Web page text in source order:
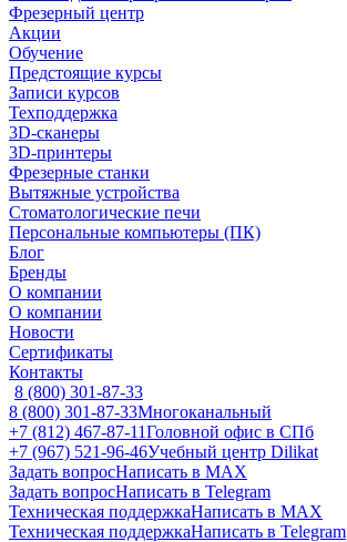
Фрезерный центр
Акции
Обучение
Предстоящие курсы
Записи курсов
Техподдержка
3D-сканеры
3D-принтеры
Фрезерные станки
Вытяжные устройства
Стоматологические печи
Персональные компьютеры (ПК)
Блог
Бренды
О компании
О компании
Новости
Сертификаты
Контакты
8 (800) 301-87-33
8 (800) 301-87-33Многоканальный
+7 (812) 467-87-11Головной офис в СПб
+7 (967) 521-96-46Учебный центр Dilikat
Задать вопросНаписать в MAX
Задать вопросНаписать в Telegram
Техническая поддержкаНаписать в MAX
Техническая поддержкаНаписать в Telegram